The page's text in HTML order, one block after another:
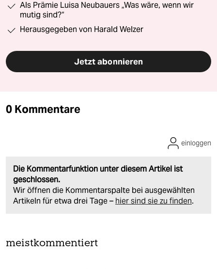
Als Prämie Luisa Neubauers „Was wäre, wenn wir
mutig sind?“
Herausgegeben von Harald Welzer
Jetzt abonnieren
0 Kommentare
Die Kommentarfunktion unter diesem Artikel ist
geschlossen.
Wir öffnen die Kommentarspalte bei ausgewählten
Artikeln für etwa drei Tage – hier sind sie zu finden.
einloggen
meistkommentiert